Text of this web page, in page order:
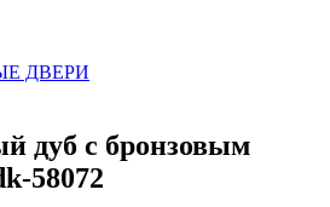
ДВЕРИ
дуб с бронзовым
58072